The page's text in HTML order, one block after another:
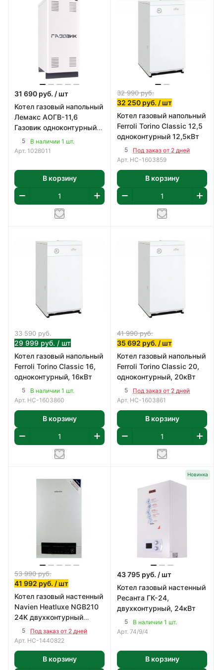
31 690 руб. / шт
Котел газовый напольный
Лемакс АОГВ-11,6
Газовик одноконтурный
11,6кВт
5
В наличии 1 шт.
Арт. 1028011
В корзину
32 990руб.
32 250 руб. / шт
Котел газовый напольный
Ferroli Torino Classic 12,5
одноконтурный 12,5кВт
5
Под заказ от 2 дней
Арт. НС-1603859
В корзину
33 590 руб.
29 999 руб. / шт
Котел газовый напольный
Ferroli Torino Classic 16,
одноконтурный, 16кВт
5
В наличии 1 шт.
Арт. НС-1603860
В корзину
41 990руб.
35 692 руб. / шт
Котел газовый напольный
Ferroli Torino Classic 20,
одноконтурный, 20кВт
5
Под заказ от 2 дней
Арт. НС-1603861
В корзину
53 990руб.
41 992 руб. / шт
Котел газовый настенный
Navien Heatluxe NGB210
24K двухконтурный
коаксиальный 24кВт
5
Под заказ от 2 дней
Арт. НС-1440822
В корзину
Новинка
43 795 руб. / шт
Котел газовый настенный
Ресанта ГК-24,
двухконтурный, 24кВт
5
В наличии 1 шт.
Арт. 74/9/4
В корзину